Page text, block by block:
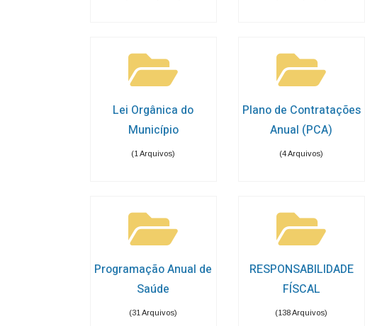
Lei Orgânica do
Município
(1 Arquivos)
Plano de Contratações
Anual (PCA)
(4 Arquivos)
Programação Anual de
Saúde
(31 Arquivos)
RESPONSABILIDADE
FÍSCAL
(138 Arquivos)